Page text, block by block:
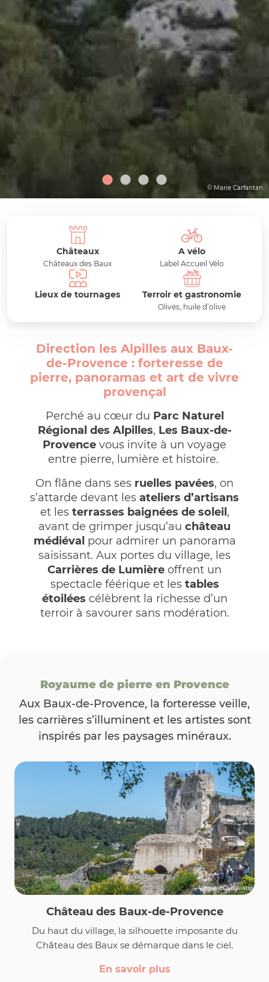
© Marie Carfantan
Châteaux
Châteaux des Baux
A vélo
Label Accueil Vélo
Lieux de tournages Terroir et gastronomie
Olives, huile d’olive
Direction les Alpilles aux Baux-
de-Provence : forteresse de
pierre, panoramas et art de vivre
provençal
Perché au cœur du Parc Naturel
Régional des Alpilles, Les Baux-de-
Provence vous invite à un voyage
entre pierre, lumière et histoire.
On flâne dans ses ruelles pavées, on
s’attarde devant les ateliers d’artisans
et les terrasses baignées de soleil ,
avant de grimper jusqu’au château
médiéval pour admirer un panorama
saisissant. Aux portes du village, les
Carrières de Lumière offrent un
spectacle féérique et les tables
étoilées célèbrent la richesse d’un
terroir à savourer sans modération.
Royaume de pierre en Provence
Aux Baux-de-Provence, la forteresse veille,
les carrières s’illuminent et les artistes sont
inspirés par les paysages minéraux.
VirginieOvessian
Château des Baux-de-Provence
Du haut du village, la silhouette imposante du
Château des Baux se démarque dans le ciel.
En savoir plus